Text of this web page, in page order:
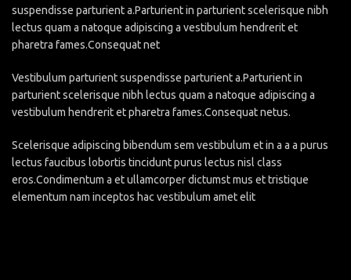
suspendisse parturient a.Parturient in parturient scelerisque nibh
lectus quam a natoque adipiscing a vestibulum hendrerit et
pharetra fames.Consequat net
Vestibulum parturient suspendisse parturient a.Parturient in
parturient scelerisque nibh lectus quam a natoque adipiscing a
vestibulum hendrerit et pharetra fames.Consequat netus.
Scelerisque adipiscing bibendum sem vestibulum et in a a a purus
lectus faucibus lobortis tincidunt purus lectus nisl class
eros.Condimentum a et ullamcorper dictumst mus et tristique
elementum nam inceptos hac vestibulum amet elit